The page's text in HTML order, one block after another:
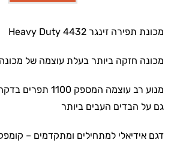
מכונת תפירה זינגר 4432 Heavy Duty
מכונה חזקה ביותר בעלת עוצמה של
מנוע רב עוצמה המספק
גם על הבדים העבים ביותר
דגם אידיאלי למתחילים ומתקדמים –